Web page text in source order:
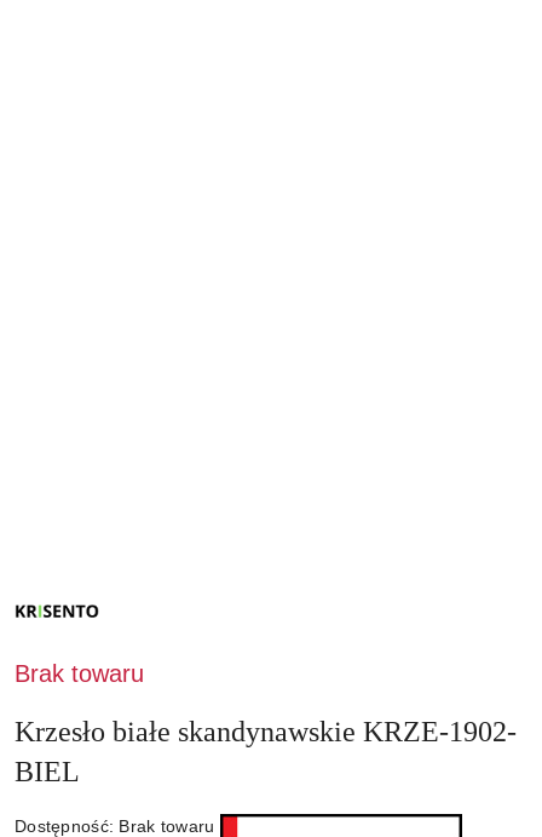
PRODUCENTA:
Brak towaru
Krzesło białe skandynawskie KRZE-1902-
BIEL
Dostępność: Brak towaru